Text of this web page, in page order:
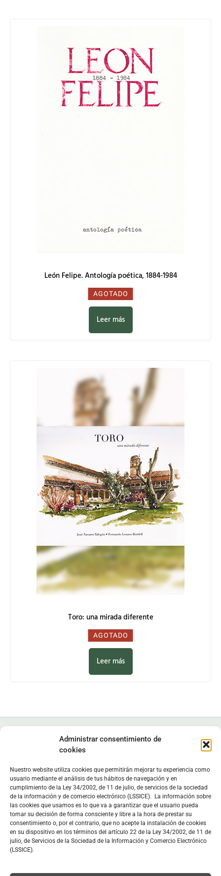
Administrar consentimiento de
cookies
Nuestro website utiliza cookies que permitirán mejorar tu experiencia como
usuario mediante el análisis de tus hábitos de navegación y en
cumplimiento de la Ley 34/2002, de 11 de julio, de servicios de la sociedad
de la información y de comercio electrónico (LSSICE). La información sobre
las cookies que usamos es lo que va a garantizar que el usuario pueda
tomar su decisión de forma consciente y libre a la hora de prestar su
consentimiento o, por el contrario, que no acepte la instalación de cookies
en su dispositivo en los términos del artículo 22 de la Ley 34/2002, de 11 de
julio, de Servicios de la Sociedad de la Información y Comercio Electrónico
(LSSICE).
León Felipe. Antología poética, 1884-1984
0,00 €
AGOTADO
Leer más
Toro: una mirada diferente
0,00 €
AGOTADO
Leer más
Instituto de Estudios Zamoranos "Florián de Ocampo", IEZFO
Diputación de Zamora - Colegio Universitario de Zamora
Lunes a viernes: 9:30 h - 13:30 h. Lunes y miércoles: 16:30 h -
19:30 h
Sedeen C/ Doctor Carracido,Bibliotecaen Colegio Universitario
C/ Doctor Carracido, s/n. 49006 Zamora, España